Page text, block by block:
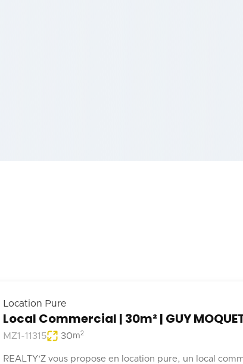
Location Pure
Local Commercial | 30m² | GUY
MZ1-11315 30m2
REALTY'Z vous propose en location pure, un local